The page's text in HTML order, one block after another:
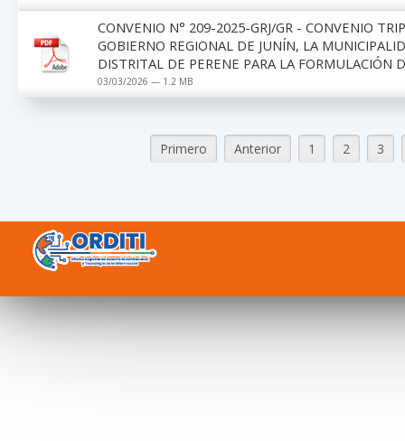
CONVENIO N° 209-2025-GRJ/GR - CONVENIO
GOBIERNO REGIONAL DE JUNÍN, LA
DISTRITAL DE PERENE PARA LA FORMULACIÓN
03/03/2026 — 1.2 MB
Primero Anterior 1 2 3